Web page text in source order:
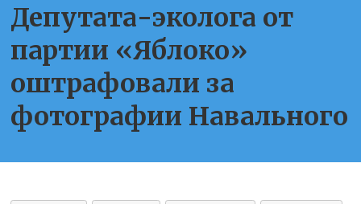
Депутата-эколога от
партии «Яблоко»
оштрафовали за
фотографии Навального